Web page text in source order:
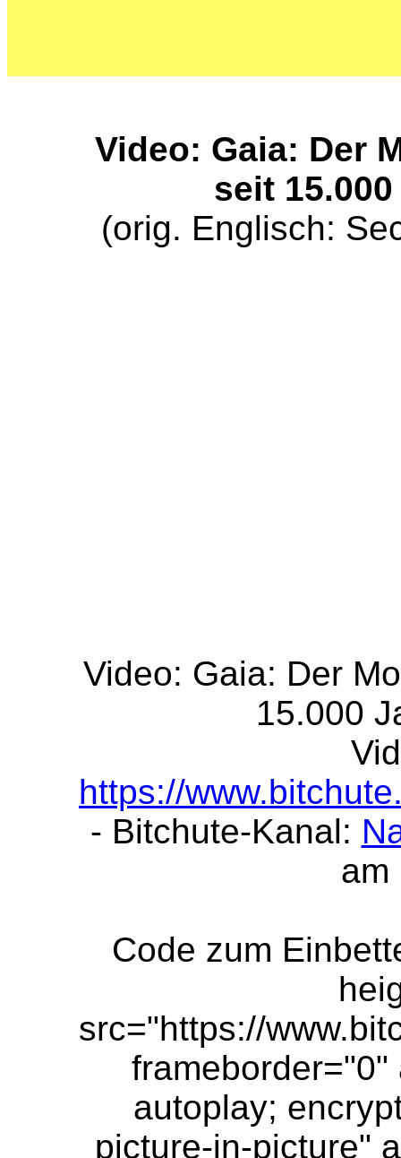
Video: Gaia: Der
seit
(orig. Englisch:
Video: Gaia: Der
15.000
https://
- Bitchute-Kanal:
am
Code zum
src="https://
autoplay;
picture-in-picture"